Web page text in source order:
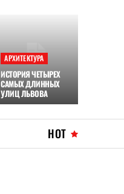
АРХИТЕКТУРА
ИСТОРИЯ ЧЕТЫРЕХ
САМЫХ ДЛИННЫХ
УЛИЦ ЛЬВОВА
HOT